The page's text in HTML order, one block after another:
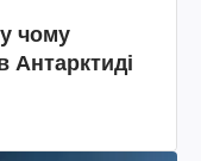
чому
Антарктиді